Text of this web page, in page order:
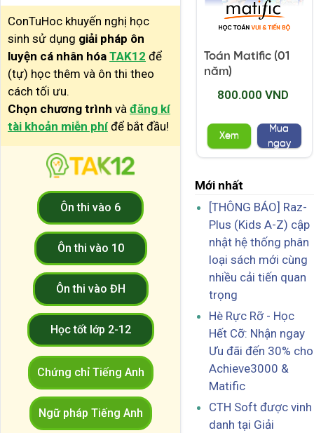
ConTuHoc khuyến nghị học
sinh sử dụng giải pháp ôn
luyện cá nhân hóa TAK12 để
(tự) học thêm và ôn thi theo
cách tối ưu.
Chọn chương trình và đăng kí
tài khoản miễn phí để bắt đầu!
Ôn thi vào 6
Ôn thi vào 10
Ôn thi vào ĐH
Học tốt lớp 2-12
Chứng chỉ Tiếng Anh
Ngữ pháp Tiếng Anh
Toán Matific (01
năm)
800.000 VND
Xem
Mua
ngay
Mới nhất
[THÔNG BÁO] Raz-
Plus (Kids A-Z) cập
nhật hệ thống phân
loại sách mới cùng
nhiều cải tiến quan
trọng
Hè Rực Rỡ - Học
Hết Cỡ: Nhận ngay
Ưu đãi đến 30% cho
Achieve3000 &
Matific
CTH Soft được vinh
danh tại Giải